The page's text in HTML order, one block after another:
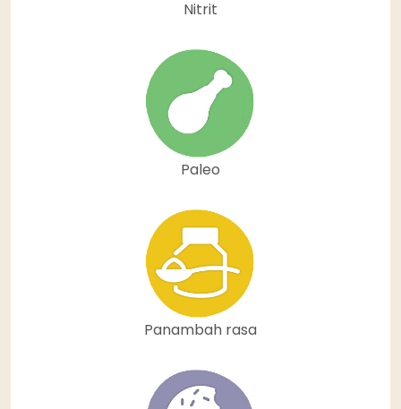
Nitrit
Paleo
Panambah rasa